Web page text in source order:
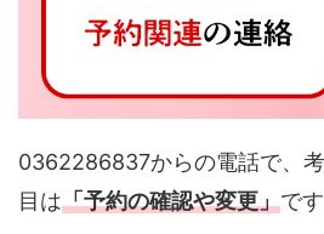
0362286837からの電話で、
目は「予約の確認や変更」です